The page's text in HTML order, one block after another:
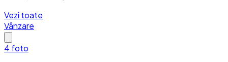
Vezi toate
Vânzare
4 foto